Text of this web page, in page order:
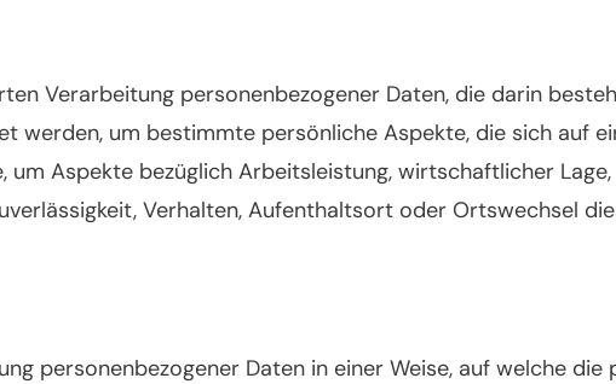
Verarbeitung personenbezogener Daten, die darin
werden, um bestimmte persönliche Aspekte, die sich auf
um Aspekte bezüglich Arbeitsleistung, wirtschaftlicher
Verhalten, Aufenthaltsort oder Ortswechsel
personenbezogener Daten in einer Weise, auf welche die